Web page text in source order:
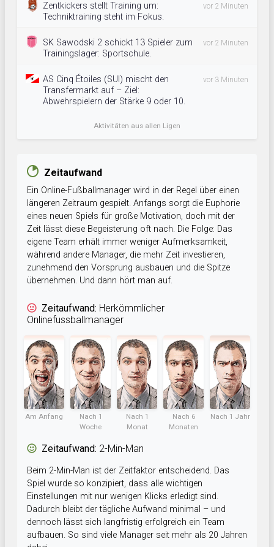
Zentkickers stellt Training um:
Techniktraining steht im Fokus.
vor 2 Minuten
SK Sawodski 2 schickt 13 Spieler zum
Trainingslager: Sportschule.
vor 2 Minuten
AS Cinq Étoiles (SUI) mischt den
Transfermarkt auf – Ziel:
Abwehrspielern der Stärke 9 oder 10.
vor 3 Minuten
Aktivitäten aus allen Ligen
Zeitaufwand
Ein Online-Fußballmanager wird in der Regel über einen
längeren Zeitraum gespielt. Anfangs sorgt die Euphorie
eines neuen Spiels für große Motivation, doch mit der
Zeit lässt diese Begeisterung oft nach. Die Folge: Das
eigene Team erhält immer weniger Aufmerksamkeit,
während andere Manager, die mehr Zeit investieren,
zunehmend den Vorsprung ausbauen und die Spitze
übernehmen. Und dann hört man auf.
Zeitaufwand: Herkömmlicher
Onlinefussballmanager
Am Anfang
Nach 1
Woche
Nach 1
Monat
Nach 6
Monaten
Nach 1 Jahr
Zeitaufwand: 2-Min-Man
Beim 2-Min-Man ist der Zeitfaktor entscheidend. Das
Spiel wurde so konzipiert, dass alle wichtigen
Einstellungen mit nur wenigen Klicks erledigt sind.
Dadurch bleibt der tägliche Aufwand minimal – und
dennoch lässt sich langfristig erfolgreich ein Team
aufbauen. So sind viele Manager seit mehr als 20 Jahren